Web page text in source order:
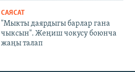
САЯСАТ
"Мыкты даярдыгы барлар гана
чыксын". Жеңиш чокусу боюнча
жаңы талап